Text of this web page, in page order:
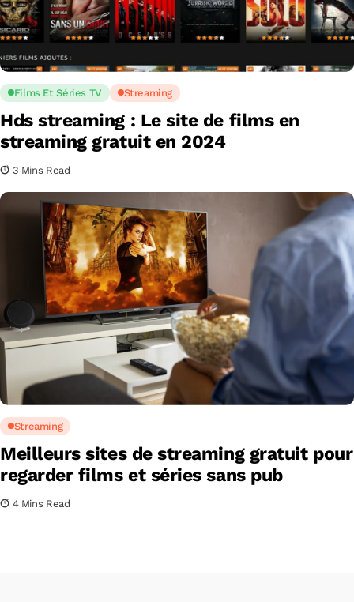
Films Et Séries TV Streaming
Hds streaming : Le site de films en
streaming gratuit en 2024
3 Mins Read
Streaming
Meilleurs sites de streaming gratuit pour
regarder films et séries sans pub
4 Mins Read